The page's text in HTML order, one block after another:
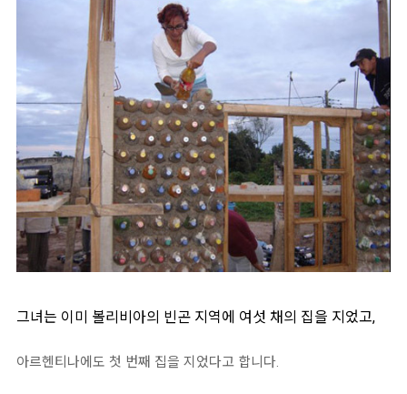
그녀는 이미 볼리비아의 빈곤 지역에 여섯 채의 집을 지었고,
아르헨티나에도 첫 번째 집을 지었다고 합니다.